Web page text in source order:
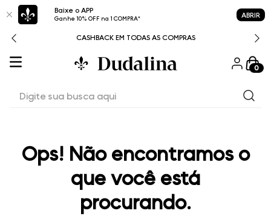
Baixe o APP
Ganhe 10% OFF na 1 COMPRA* ABRIR
CASHBACK EM TODAS AS COMPRAS
0
Ops! Não encontramos o
que você está
procurando.